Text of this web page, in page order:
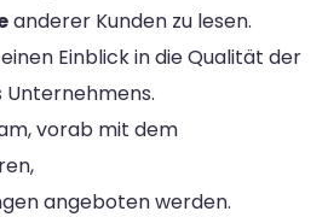
anderer Kunden zu lesen.
Einblick in die Qualität der
Unternehmens.
vorab mit dem
angeboten werden.